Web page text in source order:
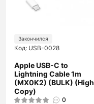
Закончился
Код: USB-0028
Apple USB-C to
Lightning Cable 1m
(MX0K2) (BULK) (High
Copy)
0